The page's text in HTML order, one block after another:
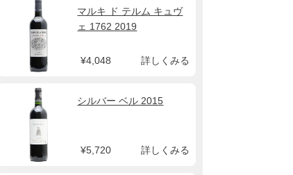
マルキ ド テルム キュヴ
ェ 1762 2019
¥4,048 詳しくみる
シルバー ベル 2015
¥5,720 詳しくみる